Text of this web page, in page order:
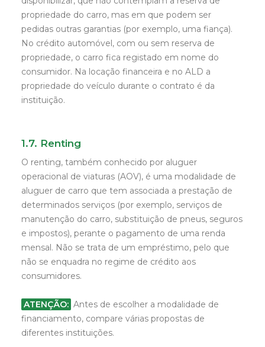
propriedade do carro, mas em que podem ser
pedidas outras garantias (por exemplo, uma fiança).
No crédito automóvel, com ou sem reserva de
propriedade, o carro fica registado em nome do
consumidor. Na locação financeira e no ALD a
propriedade do veículo durante o contrato é da
instituição.
1.7. Renting
O renting, também conhecido por aluguer
operacional de viaturas (AOV), é uma modalidade de
aluguer de carro que tem associada a prestação de
determinados serviços (por exemplo, serviços de
manutenção do carro, substituição de pneus, seguros
e impostos), perante o pagamento de uma renda
mensal. Não se trata de um empréstimo, pelo que
não se enquadra no regime de crédito aos
consumidores.
ATENÇÃO: Antes de escolher a modalidade de
financiamento, compare várias propostas de
diferentes instituições.